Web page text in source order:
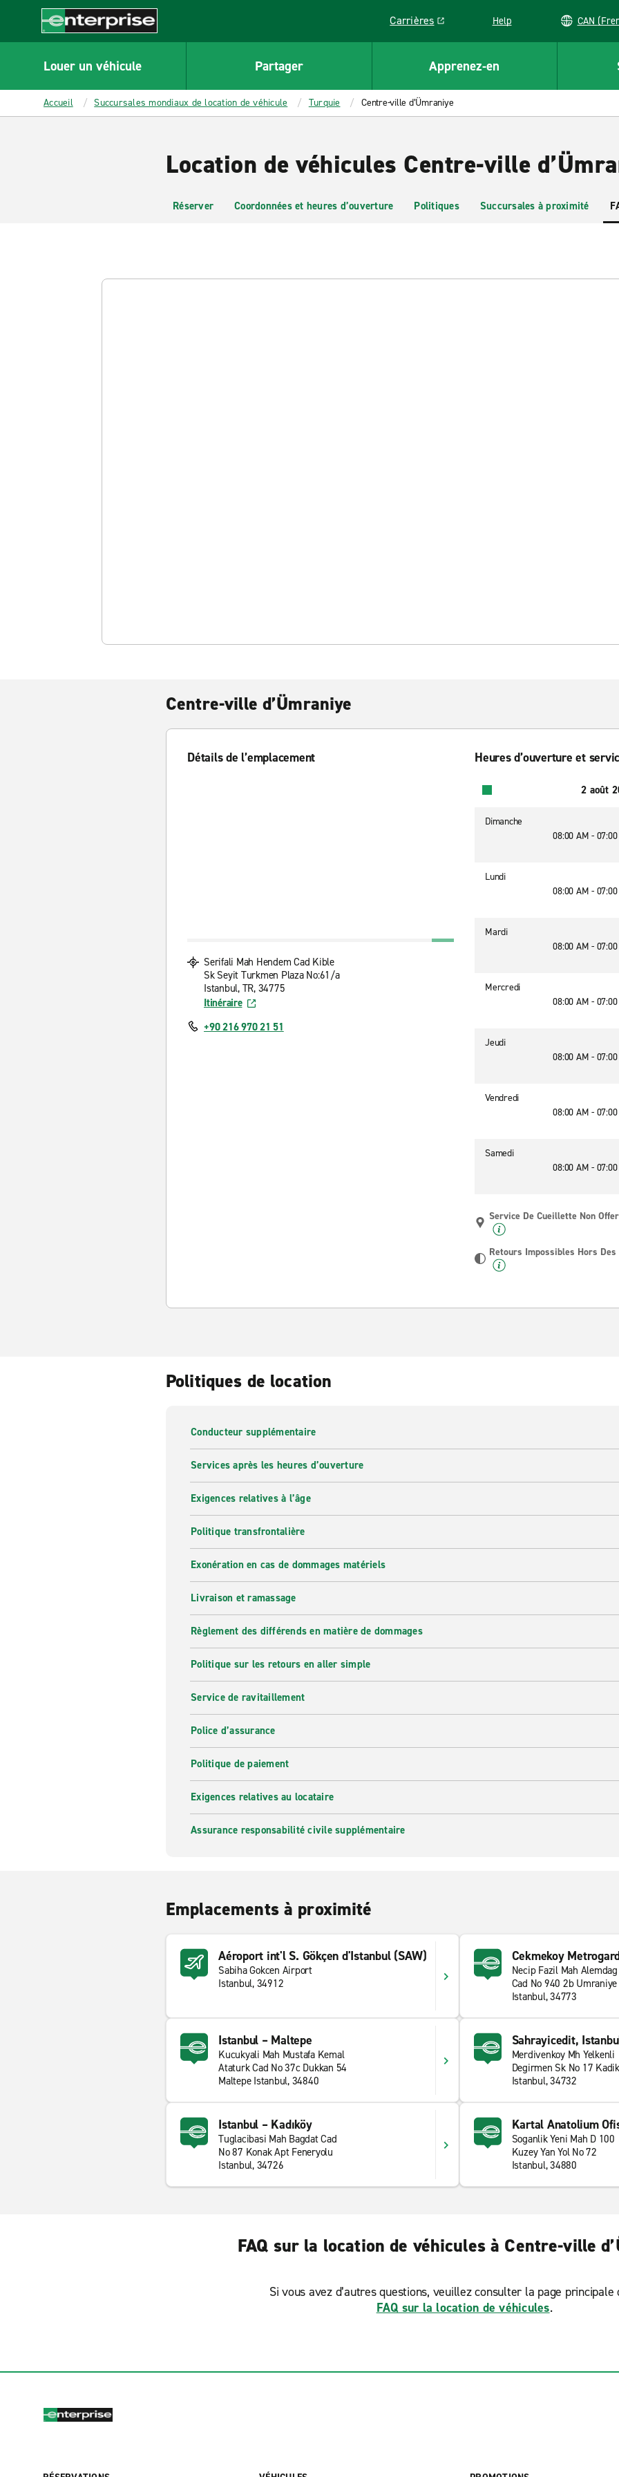
CONTENT
Enterprise
Carrières
Link opens in a new window
Help CAN
Louer un véhicule Partager Apprenez-en
Accueil Succursales mondiaux de location de véhicule Turquie Centre-ville d’Ümraniye
Location de véhicules Centre-ville
Réserver Coordonnées et heures d’ouverture Politiques Succursales à proximité
Centre-ville d’Ümraniye
Détails de l’emplacement
Serifali Mah Hendem Cad Kible
Sk Seyit Turkmen Plaza No:61/a
Istanbul, TR, 34775
Itinéraire
+90 216 970 21 51
Heures d’ouverture et
2 août
Dimanche
08:00 AM -
Lundi
08:00 AM -
Mardi
08:00 AM -
Mercredi
08:00 AM -
Jeudi
08:00 AM -
Vendredi
08:00 AM -
Samedi
08:00 AM -
Service De Cueillette Non
Retours Impossibles Hors
Politiques de location
Conducteur supplémentaire
Services après les heures d’ouverture
Exigences relatives à l’âge
Politique transfrontalière
Exonération en cas de dommages matériels
Livraison et ramassage
Règlement des différends en matière de dommages
Politique sur les retours en aller simple
Service de ravitaillement
Police d’assurance
Politique de paiement
Exigences relatives au locataire
Assurance responsabilité civile supplémentaire
Emplacements à proximité
Aéroport int'l S. Gökçen d'Istanbul (SAW)
Sabiha Gokcen Airport
Istanbul, 34912
Cekmekoy
Necip Fazil Mah Alemdag
Cad No 940 2b Umraniye
Istanbul, 34773
Istanbul – Maltepe
Kucukyali Mah Mustafa Kemal
Ataturk Cad No 37c Dukkan 54
Maltepe Istanbul, 34840
Sahrayicedit,
Merdivenkoy Mh Yelkenli
Degirmen Sk No 17
Istanbul, 34732
Istanbul – Kadıköy
Tuglacibasi Mah Bagdat Cad
No 87 Konak Apt Feneryolu
Istanbul, 34726
Kartal Anatolium
Soganlik Yeni Mah D 100
Kuzey Yan Yol No 72
Istanbul, 34880
FAQ sur la location de véhicules à Centre-ville
Si vous avez d’autres questions, veuillez consulter la page principale
FAQ sur la location de véhicules.